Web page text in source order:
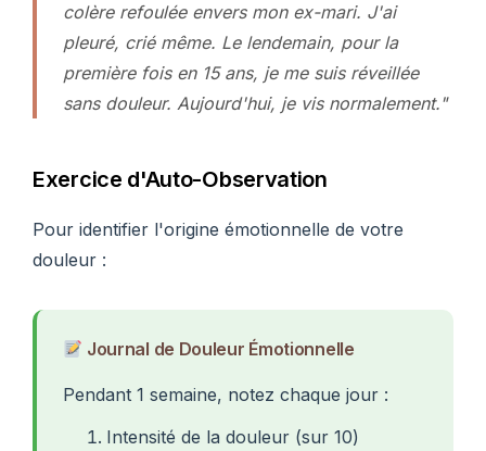
colère refoulée envers mon ex-mari. J'ai
pleuré, crié même. Le lendemain, pour la
première fois en 15 ans, je me suis réveillée
sans douleur. Aujourd'hui, je vis normalement."
Exercice d'Auto-Observation
Pour identifier l'origine émotionnelle de votre
douleur :
Journal de Douleur Émotionnelle
Pendant 1 semaine, notez chaque jour :
Intensité de la douleur (sur 10)